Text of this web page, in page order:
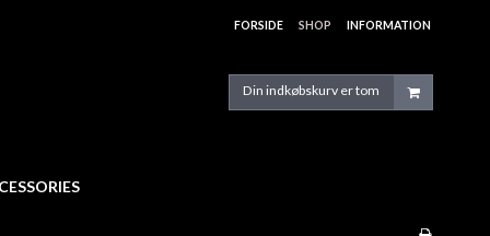
FORSIDE SHOP INFORMATION
Din indkøbskurv er tom